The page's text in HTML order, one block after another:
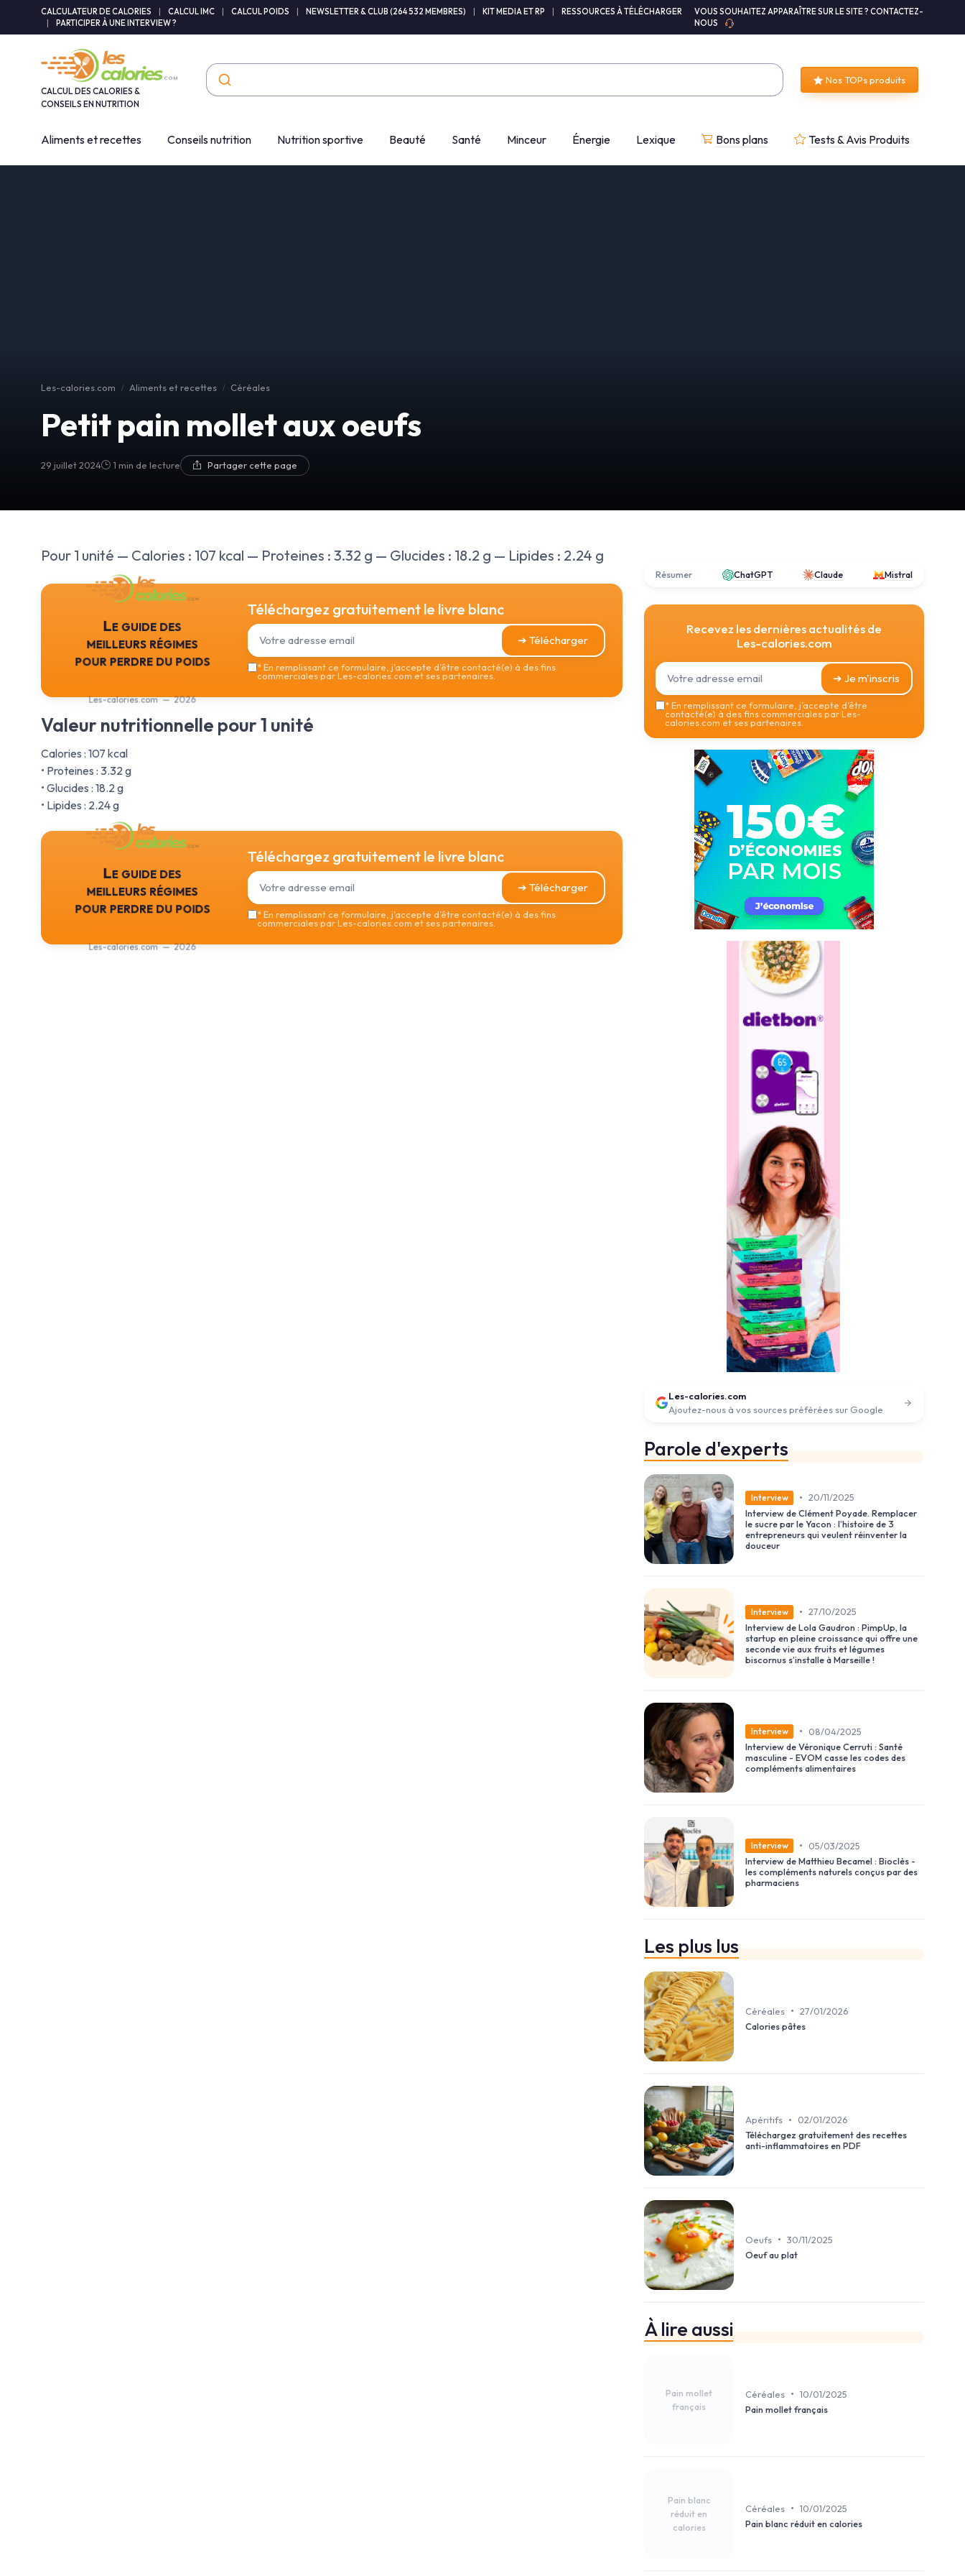
CALCULATEUR DE CALORIES CALCUL IMC CALCUL POIDS NEWSLETTER & CLUB (264 532 MEMBRES) KIT MEDIA ET RP
RESSOURCES À TÉLÉCHARGER
PARTICIPER À UNE INTERVIEW ?
VOUS SOUHAITEZ APPARAÎTRE SUR LE SITE ? CONTACTEZ-
NOUS
CALCUL DES CALORIES &
CONSEILS EN NUTRITION
Nos TOPs produits
Aliments et recettes Conseils nutrition Nutrition sportive Beauté Santé Minceur Énergie Lexique Bons plans Tests & Avis Produits
Les-calories.com Aliments et recettes Céréales
Petit pain mollet aux oeufs
29 juillet 2024 1 min de lecture Partager cette page
Pour 1 unité — Calories : 107 kcal — Proteines : 3.32 g — Glucides : 18.2 g — Lipides : 2.24 g
Le guide des
meilleurs régimes
pour perdre du poids
Les-calories.com — 2026
Téléchargez gratuitement le livre blanc
➔ Télécharger
*En remplissant ce formulaire, j’accepte d’être contacté(e) à des fins
commerciales par Les-calories.com et ses partenaires.
Valeur nutritionnelle pour 1 unité
Calories : 107 kcal
• Proteines : 3.32 g
• Glucides : 18.2 g
• Lipides : 2.24 g
Le guide des
meilleurs régimes
pour perdre du poids
Les-calories.com — 2026
Téléchargez gratuitement le livre blanc
➔ Télécharger
*En remplissant ce formulaire, j’accepte d’être contacté(e) à des fins
commerciales par Les-calories.com et ses partenaires.
Résumer ChatGPT Claude Mistral
Recevez les dernières actualités de
Les-calories.com
➔ Je m'inscris
*En remplissant ce formulaire, j’accepte d’être
contacté(e) à des fins commerciales par Les-
calories.com et ses partenaires.
Les-calories.com
Ajoutez-nous à vos sources préférées sur Google
Parole d'experts
Interview • 20/11/2025
Interview de Clément Poyade. Remplacer
le sucre par le Yacon : l’histoire de 3
entrepreneurs qui veulent réinventer la
douceur
Interview • 27/10/2025
Interview de Lola Gaudron : PimpUp, la
startup en pleine croissance qui offre une
seconde vie aux fruits et légumes
biscornus s’installe à Marseille !
Interview •
08/04/2025
Interview de Véronique Cerruti : Santé
masculine - EVOM casse les codes des
compléments alimentaires
Interview •
05/03/2025
Interview de Matthieu Becamel : Bioclès -
les compléments naturels conçus par des
pharmaciens
Les plus lus
Céréales • 27/01/2026
Calories pâtes
Apéritifs •
02/01/2026
Téléchargez gratuitement des recettes
anti-inflammatoires en PDF
Oeufs • 30/11/2025
Oeuf au plat
À lire aussi
Pain mollet
français
Céréales • 10/01/2025
Pain mollet français
Pain blanc
réduit en
calories
Céréales • 10/01/2025
Pain blanc réduit en calories
Panneau de gestion des cookies